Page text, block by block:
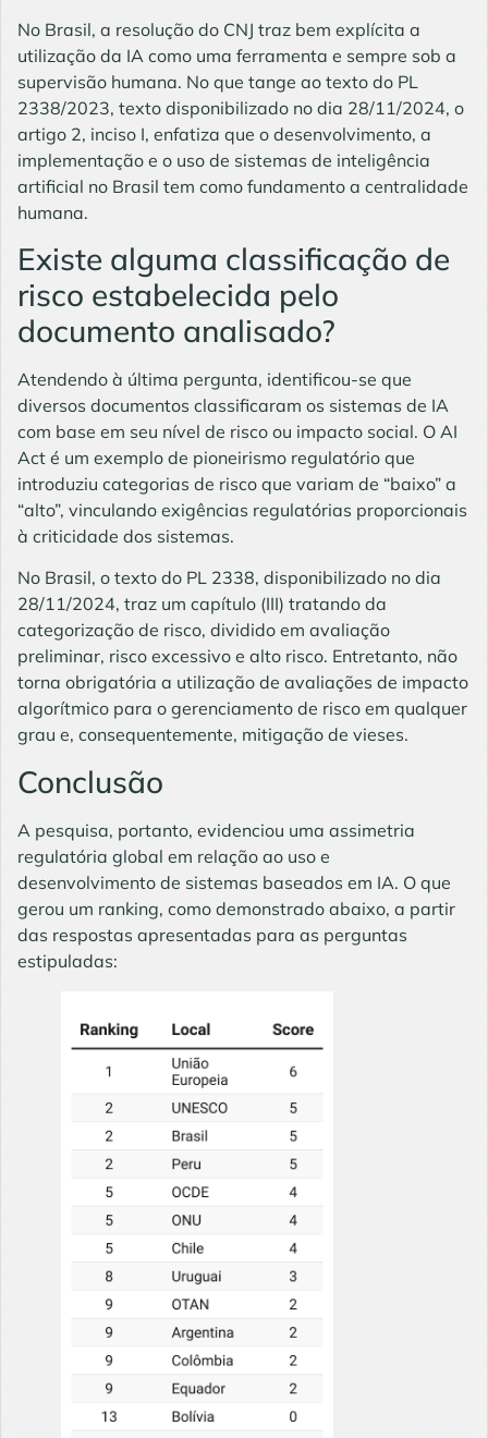
No Brasil, a resolução do CNJ traz bem explícita a
utilização da IA como uma ferramenta e sempre sob a
supervisão humana. No que tange ao texto do PL
2338/2023, texto disponibilizado no dia 28/11/2024, o
artigo 2, inciso I, enfatiza que o desenvolvimento, a
implementação e o uso de sistemas de inteligência
artificial no Brasil tem como fundamento a centralidade
humana.
Existe alguma classificação de
risco estabelecida pelo
documento analisado?
Atendendo à última pergunta, identificou-se que
diversos documentos classificaram os sistemas de IA
com base em seu nível de risco ou impacto social. O AI
Act é um exemplo de pioneirismo regulatório que
introduziu categorias de risco que variam de “baixo” a
“alto”, vinculando exigências regulatórias proporcionais
à criticidade dos sistemas.
No Brasil, o texto do PL 2338, disponibilizado no dia
28/11/2024, traz um capítulo (III) tratando da
categorização de risco, dividido em avaliação
preliminar, risco excessivo e alto risco. Entretanto, não
torna obrigatória a utilização de avaliações de impacto
algorítmico para o gerenciamento de risco em qualquer
grau e, consequentemente, mitigação de vieses.
Conclusão
A pesquisa, portanto, evidenciou uma assimetria
regulatória global em relação ao uso e
desenvolvimento de sistemas baseados em IA. O que
gerou um ranking, como demonstrado abaixo, a partir
das respostas apresentadas para as perguntas
estipuladas: